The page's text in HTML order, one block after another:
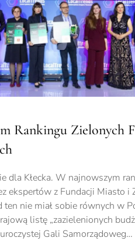
Rankingu Zielonych
dla Kłecka. W najnowszym
ekspertów z Fundacji Miasto i
ten nie miał sobie równych w
listę „zazielenionych
Gali Samorządoweg…